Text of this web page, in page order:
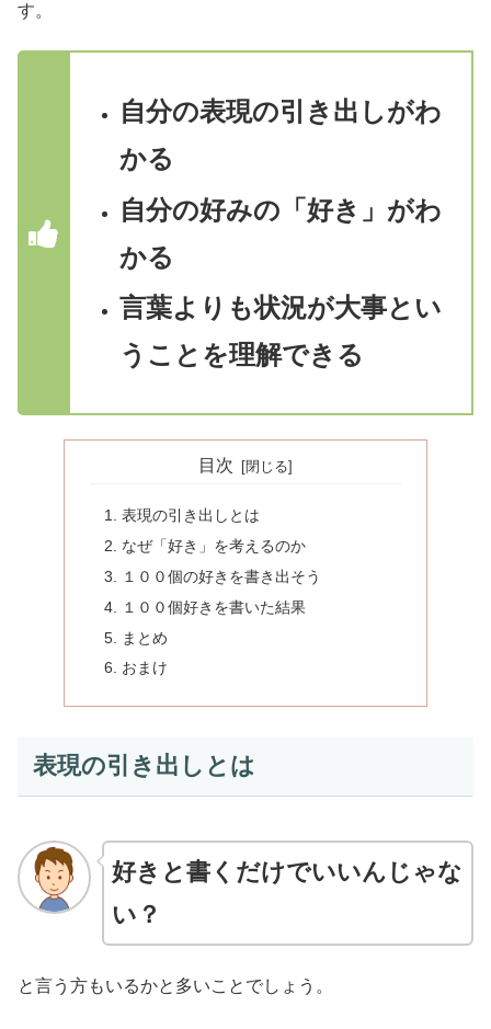
す。
自分の表現の引き出しがわ
かる
自分の好みの「好き」がわ
かる
言葉よりも状況が大事とい
うことを理解できる
目次
表現の引き出しとは
なぜ「好き」を考えるのか
１００個の好きを書き出そう
１００個好きを書いた結果
まとめ
おまけ
表現の引き出しとは
好きと書くだけでいいんじゃな
い？
と言う方もいるかと多いことでしょう。